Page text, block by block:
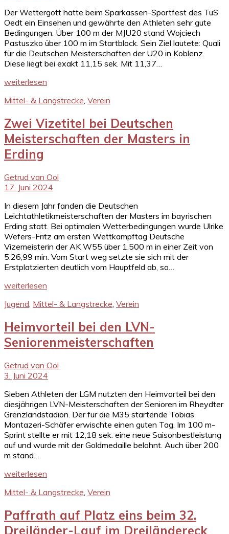
Der Wettergott hatte beim Sparkassen-Sportfest des TuS
Oedt ein Einsehen und gewährte den Athleten sehr gute
Bedingungen. Über 100 m der MJU20 stand Wojciech
Pastuszko über 100 m im Startblock. Sein Ziel lautete: Quali
für die Deutschen Meisterschaften der U20 in Koblenz.
Diese liegt bei exakt 11,15 sek. Mit 11,37…
weiterlesen
Mittel- & Langstrecke, Verein
Zwei Vizetitel bei Deutschen
Meisterschaften der Masters in
Erding
Getrud van Ool
17. Juni 2024
In diesem Jahr fanden die Deutschen
Leichtathletikmeisterschaften der Masters im bayrischen
Erding statt. Bei optimalen Wetterbedingungen wurde Ulrike
Wefers-Fritz am ersten Wettkampftag Deutsche
Vizemeisterin der AK W55 über 1.500 m in einer Zeit von
5:26,99 min. Vom Start weg setzte sie sich mit der
Erstplatzierten deutlich vom Hauptfeld ab, so…
weiterlesen
Jugend, Mittel- & Langstrecke, Verein
Heimvorteil bei den LVN-
Seniorenmeisterschaften
Getrud van Ool
3. Juni 2024
Sieben Athleten der LGM nutzten den Heimvorteil bei den
diesjährigen LVN-Meisterschaften der Senioren im Rheydter
Grenzlandstadion. Der für die M35 startende Tobias
Montazeri-Schäfer erwischte einen guten Tag. Im 100 m-
Sprint stellte er mit 12,18 sek. eine neue Saisonbestleistung
auf und wurde mit der Goldmedaille belohnt. Auch über 200
m stand…
weiterlesen
Mittel- & Langstrecke Verein
Paffrath auf Platz eins beim 32.
Dreiländer-Lauf im Dreiländereck